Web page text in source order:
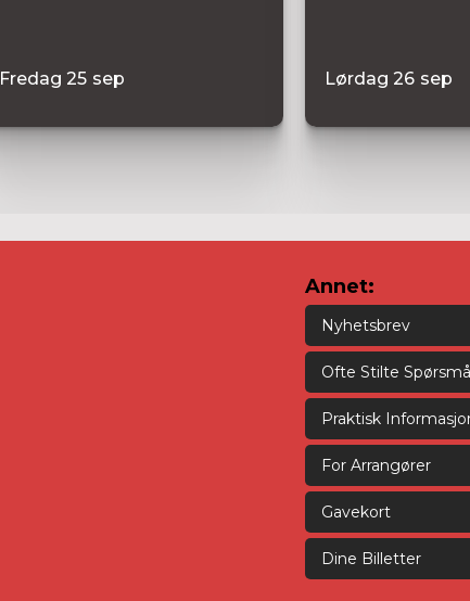
Fredag 25 sep Lørdag 26 sep
Annet:
Nyhetsbrev
Ofte Stilte
Praktisk
For Arrangører
Gavekort
Dine Billetter